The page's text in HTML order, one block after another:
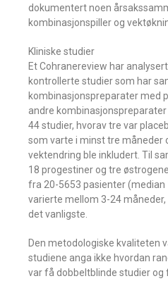
dokumentert noen
kombinasjonspiller og
Kliniske studier
Et Cohranereview har
kontrollerte studier som har
kombinasjonspreparater med
andre
44 studier, hvorav tre var
som varte i minst tre måneder
vektendring ble inkludert. Til
18 progestiner og tre
fra 20-5653 pasienter (median
varierte mellom 3-24
det vanligste.
Den metodologiske kvaliteten
studiene anga ikke hvordan
var få dobbeltblinde studier og